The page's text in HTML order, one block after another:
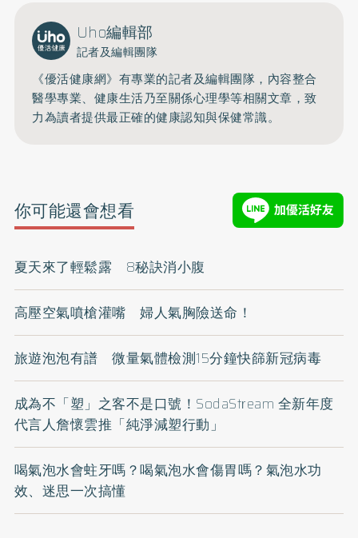
Uho編輯部
記者及編輯團隊
《優活健康網》有專業的記者及編輯團隊，內容整合
醫學專業、健康生活乃至關係心理學等相關文章，致
力為讀者提供最正確的健康認知與保健常識。
你可能還會想看
夏天來了輕鬆露 8秘訣消小腹
高壓空氣噴槍灌嘴 婦人氣胸險送命！
旅遊泡泡有譜 微量氣體檢測15分鐘快篩新冠病毒
成為不「塑」之客不是口號！SodaStream 全新年度
代言人詹懷雲推「純淨減塑行動」
喝氣泡水會蛀牙嗎？喝氣泡水會傷胃嗎？氣泡水功
效、迷思一次搞懂